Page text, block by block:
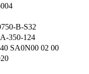
B-S32
350-124
SA0N00 02 00